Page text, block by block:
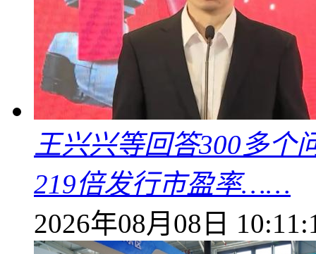
王兴兴等回答300多个
219倍发行市盈率……
2026年08月08日